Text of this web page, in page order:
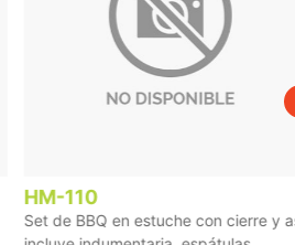
HM-110
Set de BBQ en estuche con cierre y